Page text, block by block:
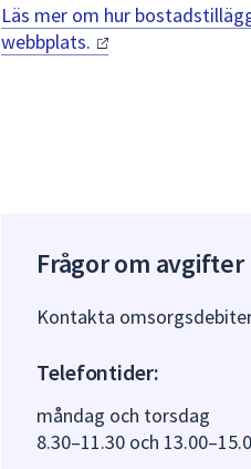
Läs mer om hur
webbplats.
Frågor om avgifter
Kontakta
Telefontider:
måndag och torsdag
8.30–11.30 och